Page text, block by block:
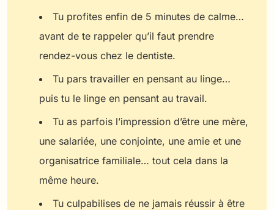
Tu profites enfin de 5 minutes de calme…
avant de te rappeler qu’il faut prendre
rendez-vous chez le dentiste.
Tu pars travailler en pensant au linge…
puis tu le linge en pensant au travail.
Tu as parfois l’impression d’être une mère,
une salariée, une conjointe, une amie et une
organisatrice familiale… tout cela dans la
même heure.
Tu culpabilises de ne jamais réussir à être